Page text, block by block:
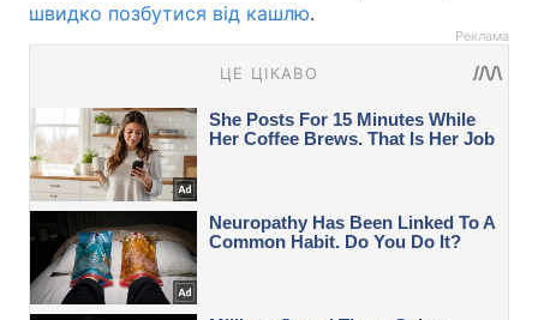
швидко позбутися від кашлю.
Реклама